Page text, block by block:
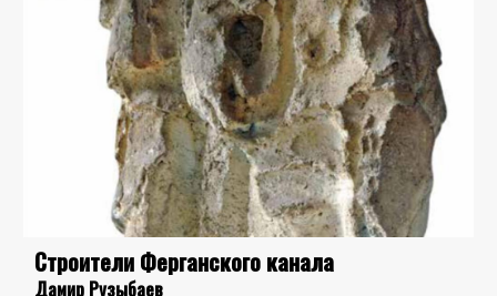
Строители Ферганского канала
Дамир Рузыбаев